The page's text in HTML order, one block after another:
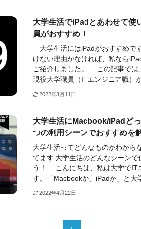
大学生活でiPadとあわせて使
員がおすすめ！
大学生活にはiPadがおすすめで
けない理由がなければ、私なら
ご紹介しました。 この記事では
現役大学職員（ITエンジニア職）
2022年3月11日
大学生活にMacbook/iPadど
つの利用シーンでおすすめを
大学生活ってどんなものかわから
てます 大学生活のどんなシーン
う！ こんにちは、私は大学でIT
す。「Macbookか、iPadか」と大
2022年4月22日